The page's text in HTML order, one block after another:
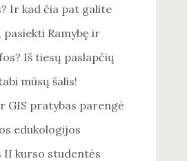
Ir kad čia pat galite
pasiekti Ramybę ir
Iš tiesų paslapčių
mūsų šalis!
GIS pratybas parengė
edukologijos
kurso studentės